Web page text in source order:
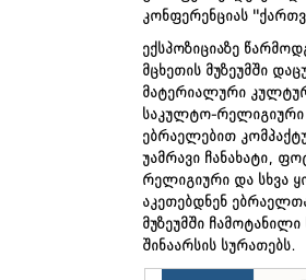
კონფერენციას
ექსპოზიციაზე
მცხეთის მუზეუმში
მატერიალური
საკულტო-რელიგიური
ებრაელებით
უამრავი ჩანახატი,
რელიგიური და სხვა
აკეთებდნენ
მუზეუმში
შინაარსის სურათებს.